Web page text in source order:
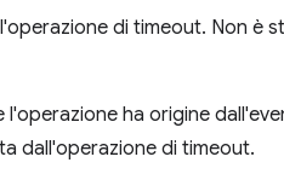
di timeout. Non è
ha origine
dall'operazione di timeout.